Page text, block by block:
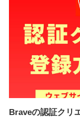
Braveの認証クリ